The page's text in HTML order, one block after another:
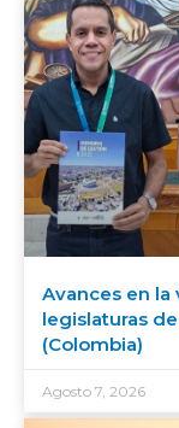
Avances en
legislaturas
(Colombia)
Agosto 7, 2026